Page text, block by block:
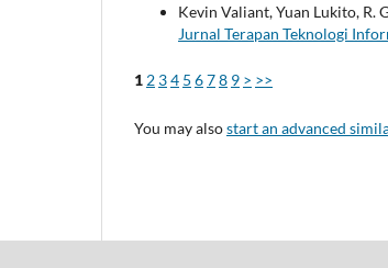
Kevin Valiant, Yuan Lukito, R.
Jurnal Terapan Teknologi
1 2 34 5 678 9 > >>
You may alsostart an advanced